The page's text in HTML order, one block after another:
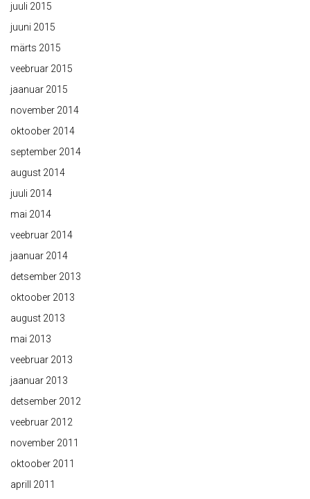
juuli 2015
juuni 2015
märts 2015
veebruar 2015
jaanuar 2015
november 2014
oktoober 2014
september 2014
august 2014
juuli 2014
mai 2014
veebruar 2014
jaanuar 2014
detsember 2013
oktoober 2013
august 2013
mai 2013
veebruar 2013
jaanuar 2013
detsember 2012
veebruar 2012
november 2011
oktoober 2011
aprill 2011